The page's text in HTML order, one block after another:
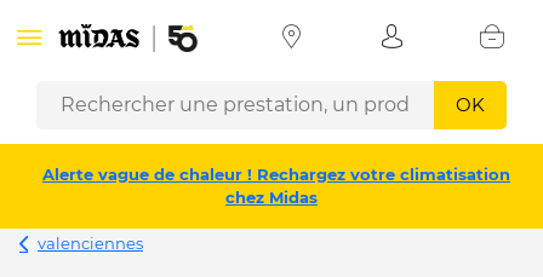
OK
Alerte vague de chaleur ! Rechargez votre climatisation
chez Midas
valenciennes